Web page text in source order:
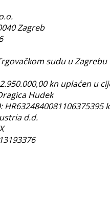
Zagreb
sudu u Zagrebu
kn uplaćen u
Hudek
HR6324840081106375395
d.d.